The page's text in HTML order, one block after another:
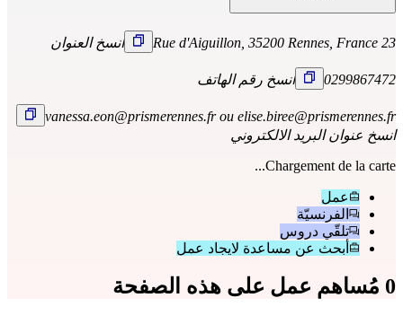
23 Rue d'Aiguillon, 35200 Rennes, France انسخ العنوان
0299867472 انسخ رقم الهاتف
vanessa.eon@prismerennes.fr ou elise.biree@prismerennes.fr
انسخ عنوان البريد الالكتروني
Chargement de la carte...
عمل
الفرنسيّة
تلقّي دروس
أبحث عن مساعدة لايجاد عمل
0 مُساهم عمل على هذه الصفحة